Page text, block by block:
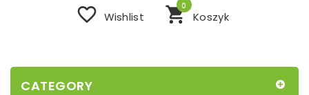
shopping_cart Koszyk
0
favorite_border Wishlist
CATEGORY